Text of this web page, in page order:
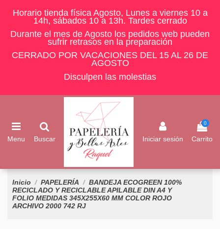
Horario tienda física Agosto, Lunes a viernes 10 a
14h, sábados 10 a 13h. Tardes cerrado
Durante el mes de Agosto los pedidos web pueden
sufrir retrasos en la preparación
CERRADO POR VACACIONES DEL 15 AL 26 DE
AGOSTO
Disculpen las molestias
Menu Buscar Iniciar sesión
0
Carrito
Inicio PAPELERÍA
BANDEJA ECOGREEN 100%
RECICLADO Y RECICLABLE APILABLE DIN A4 Y
FOLIO MEDIDAS 345X255X60 MM COLOR ROJO
ARCHIVO 2000 742 RJ